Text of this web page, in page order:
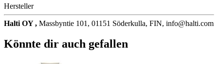
Hersteller
Halti OY , Massbyntie 101, 01151 Söderkulla, FIN, info@halti.com
Könnte dir auch gefallen